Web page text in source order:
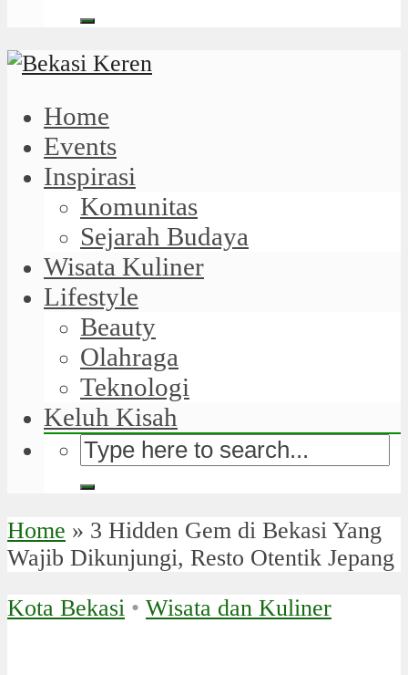
Home
Events
Inspirasi
Komunitas
Sejarah Budaya
Wisata Kuliner
Lifestyle
Beauty
Olahraga
Teknologi
Keluh Kisah
Home » 3 Hidden Gem di Bekasi Yang
Wajib Dikunjungi, Resto Otentik Jepang
Kota Bekasi • Wisata dan Kuliner